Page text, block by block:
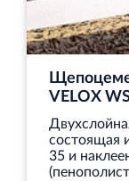
VELOX
состоящая
35 и